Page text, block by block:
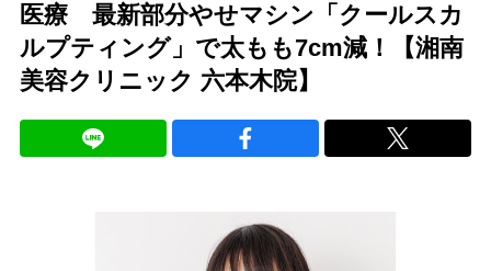
医療 最新部分やせマシン「クールスカ
ルプティング」で太もも7cm減！【湘南
美容クリニック 六本木院】